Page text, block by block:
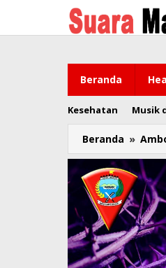
konten
Beranda
Kesehatan Musik
Beranda »